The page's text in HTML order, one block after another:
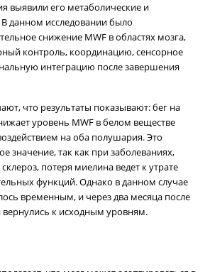
выявили его метаболические и
данном исследовании было
снижение MWF в областях мозга,
контроль, координацию, сенсорное
интеграцию после завершения
что результаты показывают: бег на
уровень MWF в белом веществе
на оба полушария. Это
значение, так как при заболеваниях,
потеря миелина ведет к утрате
функций. Однако в данном случае
временным, и через два месяца после
к исходным уровням.